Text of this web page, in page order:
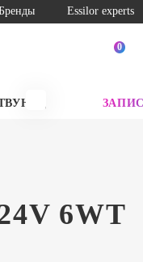
Essilor experts
0
ТОВАРЫ
6WT